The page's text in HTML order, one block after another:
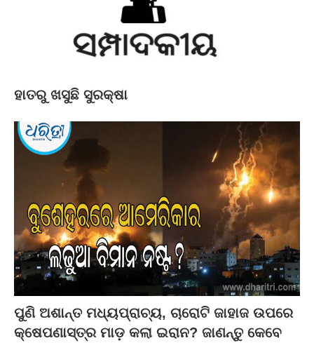
ହାତରୁ ଖସୁଛି ସୁରକ୍ଷା
ପୁଣି ଅଶାନ୍ତ ମଧ୍ୟପ୍ରାଚ୍ୟ, ଚାରୋଟି ଜାହାଜ ଉପରେ
କ୍ଷେପଣାସ୍ତ୍ର ମାଡ଼ କଲା ଇରାନ? ଜାଣନ୍ତୁ କେବେ